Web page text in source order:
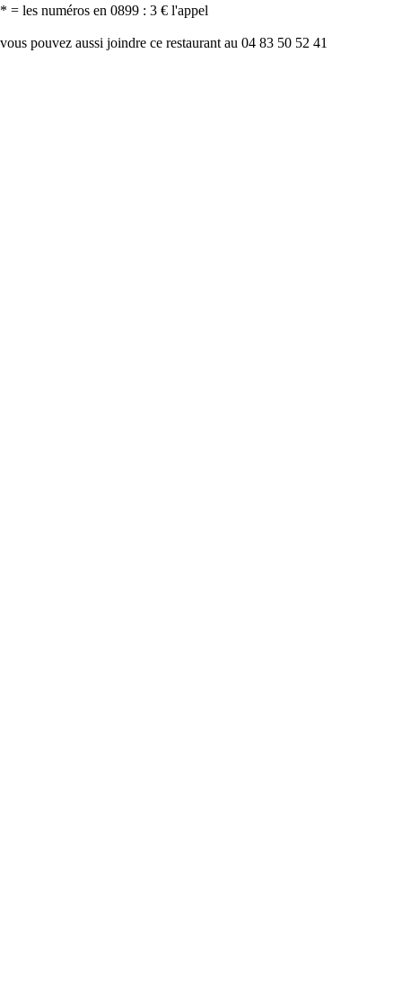
* = les numéros en 0899 : 3 € l'appel
vous pouvez aussi joindre ce restaurant au 04 83 50 52 41